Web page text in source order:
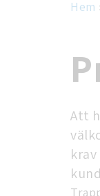
Hem
Att